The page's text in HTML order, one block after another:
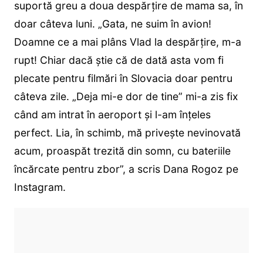
suportă greu a doua despărțire de mama sa, în
doar câteva luni. „Gata, ne suim în avion!
Doamne ce a mai plâns Vlad la despărțire, m-a
rupt! Chiar dacă știe că de dată asta vom fi
plecate pentru filmări în Slovacia doar pentru
câteva zile. „Deja mi-e dor de tine” mi-a zis fix
când am intrat în aeroport și l-am înțeles
perfect. Lia, în schimb, mă privește nevinovată
acum, proaspăt trezită din somn, cu bateriile
încărcate pentru zbor”, a scris Dana Rogoz pe
Instagram.